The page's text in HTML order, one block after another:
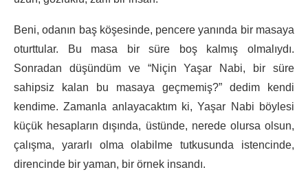
Beni, odanın baş köşesinde, pencere yanında bir masaya
oturttular. Bu masa bir süre boş kalmış olmalıydı.
Sonradan düşündüm ve “Niçin Yaşar Nabi, bir süre
sahipsiz kalan bu masaya geçmemiş?” dedim kendi
kendime. Zamanla anlayacaktım ki, Yaşar Nabi böylesi
küçük hesapların dışında, üstünde, nerede olursa olsun,
çalışma, yararlı olma olabilme tutkusunda istencinde,
direncinde bir yaman, bir örnek insandı.